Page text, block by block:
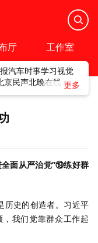
厅 工作室
汽车时事学习视觉
京民声北晚在线
面从严治党”⑲练好群
历史的创造者。习近平
我们党靠群众工作起